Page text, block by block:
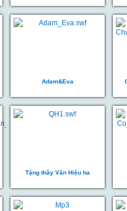
Adam&Eva
Tặng thầy Văn Hiệu ha